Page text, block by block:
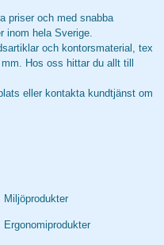
priser och med snabba
inom hela Sverige.
och kontorsmaterial, tex
Hos oss hittar du allt till
eller kontakta kundtjänst om
Miljöprodukter
Ergonomiprodukter